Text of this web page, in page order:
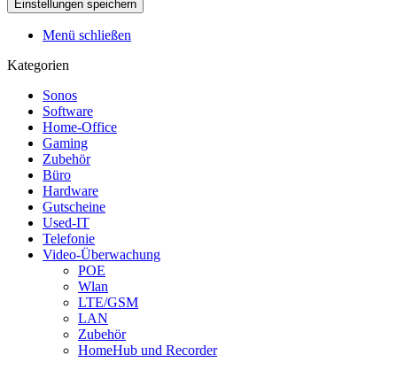
Menü schließen
Kategorien
Sonos
Software
Home-Office
Gaming
Zubehör
Büro
Hardware
Gutscheine
Used-IT
Telefonie
Video-Überwachung
POE
Wlan
LTE/GSM
LAN
Zubehör
HomeHub und Recorder